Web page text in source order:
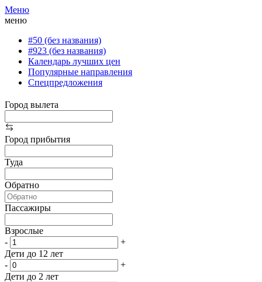
Меню
меню
#50 (без названия)
#923 (без названия)
Календарь лучших цен
Популярные направления
Спецпредложения
Город вылета
Город прибытия
Туда
Обратно
Пассажиры
Взрослые
-
+
Дети до 12 лет
-
+
Дети до 2 лет